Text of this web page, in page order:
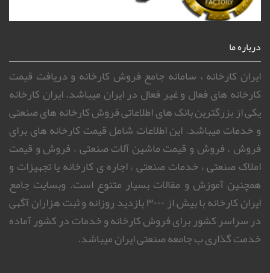
درباره ما
ایران کارخانه ، سامانه جامع فروش کارخانه و دریافت قیمت
کارخانه های فعال و غیر فعال در ایران میباشد. ایران کارخانه
یکی از بزرگترین بانک های اطلاعاتی فروش کارخانه های صنعتی
و خدمات میباشد. این اطلاعات شامل قیمت کارخانه های برای
فروش ، فروش و قیمت ماشین آلات صنعتی ، فروش و قیمت
املاک صنعتی ، خدمات صنعتی ، اجاره ی کارخانه یا تجهیزات و
همچنین آموزش و مقالات بسیار متنوع است. وبسایت جامع
ایران کارخانه با بیش از ۳۰۰۰ بازدید روزانه و ثبت هزاران آگهی
در سراسر کشور برای فروش کارخانه و خدمات در کشور آماده
خدمت گذاری ب جامعه صنعتی ایران میباشد.